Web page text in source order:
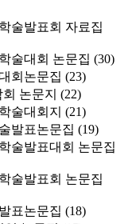
술발표회 자료집
술대회 논문집 (30)
회논문집 (23)
논문지 (22)
술대회지 (21)
발표논문집 (19)
술발표대회 논문집
술발표회 논문집
표논문집 (18)